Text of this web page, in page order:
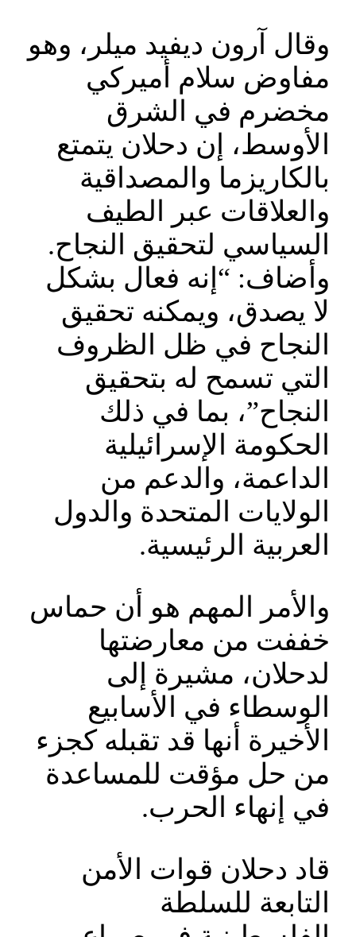
‎وقال آرون ديفيد ميلر، وهو
مفاوض سلام أميركي
مخضرم في الشرق
الأوسط، إن دحلان يتمتع
بالكاريزما والمصداقية
والعلاقات عبر الطيف
السياسي لتحقيق النجاح.
وأضاف: “إنه فعال بشكل
لا يصدق، ويمكنه تحقيق
النجاح في ظل الظروف
التي تسمح له بتحقيق
النجاح”، بما في ذلك
الحكومة الإسرائيلية
الداعمة، والدعم من
الولايات المتحدة والدول
العربية الرئيسية.
‎والأمر المهم هو أن حماس
خففت من معارضتها
لدحلان، مشيرة إلى
الوسطاء في الأسابيع
الأخيرة أنها قد تقبله كجزء
من حل مؤقت للمساعدة
في إنهاء الحرب.
‎قاد دحلان قوات الأمن
التابعة للسلطة